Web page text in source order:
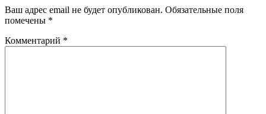
Ваш адрес email не будет опубликован. Обязательные поля
помечены *
Комментарий *